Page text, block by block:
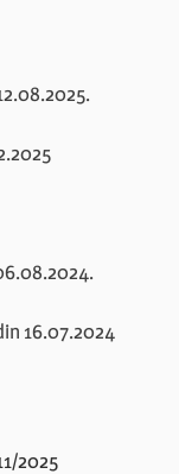
16.07.2024
2025